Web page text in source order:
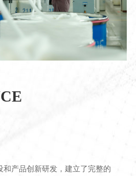
产品创新研发，建立了完整的